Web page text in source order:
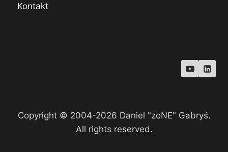
Kontakt
Copyright © 2004-2026 Daniel "zoNE" Gabryś.
All rights reserved.